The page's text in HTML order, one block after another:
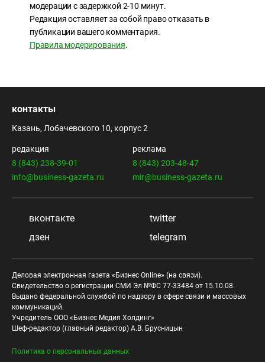
модерации с задержкой 2-10 минут.
Редакция оставляет за собой право отказать в
публикации вашего комментария.
Правила модерирования.
контакты
Казань, Лобачевского 10, корпус 2
редакция
8 (843) 238-39-01
info@business-gazeta.ru
реклама
8 (843) 203-48-47
mir@business-gazeta.ru
вконтакте
twitter
дзен
telegram
Деловая электронная газета «Бизнес Online» (на связи).
Свидетельство о регистрации СМИ Эл №ФС 77-33484 от 15.10.08.
Выдано федеральной службой по надзору в сфере связи и массовых
коммуникаций.
Учредитель ООО «Бизнес Медия Холдинг»
Шеф-редактор (главный редактор) А.В. Брусницын
Политика о персональных данных